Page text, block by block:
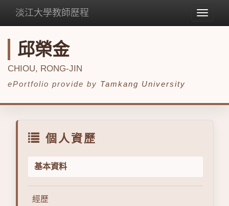
Toggle
淡江大學教師歷程
邱榮金
CHIOU, RONG-JIN
ePortfolio provide by Tamkang University
個人資歷
基本資料
經歷